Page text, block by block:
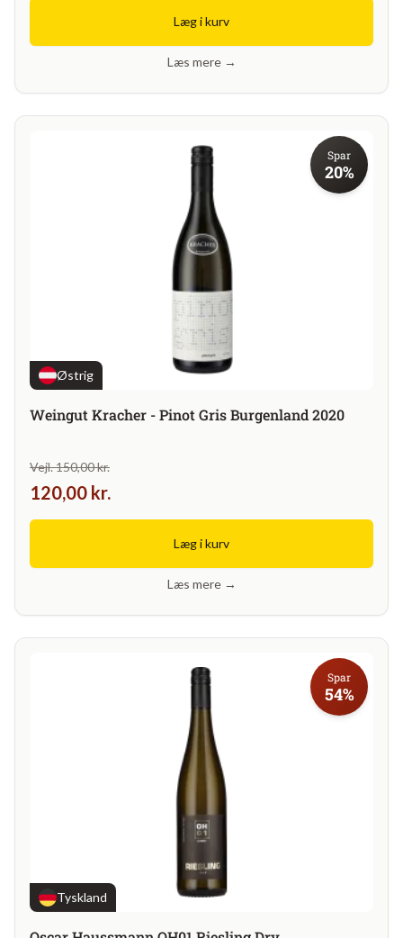
Læg i kurv
Læs mere →
Spar
20%
Østrig
Weingut Kracher - Pinot Gris Burgenland 2020
Vejl. 150,00 kr.
120,00 kr.
Læg i kurv
Læs mere →
Spar
54%
Tyskland